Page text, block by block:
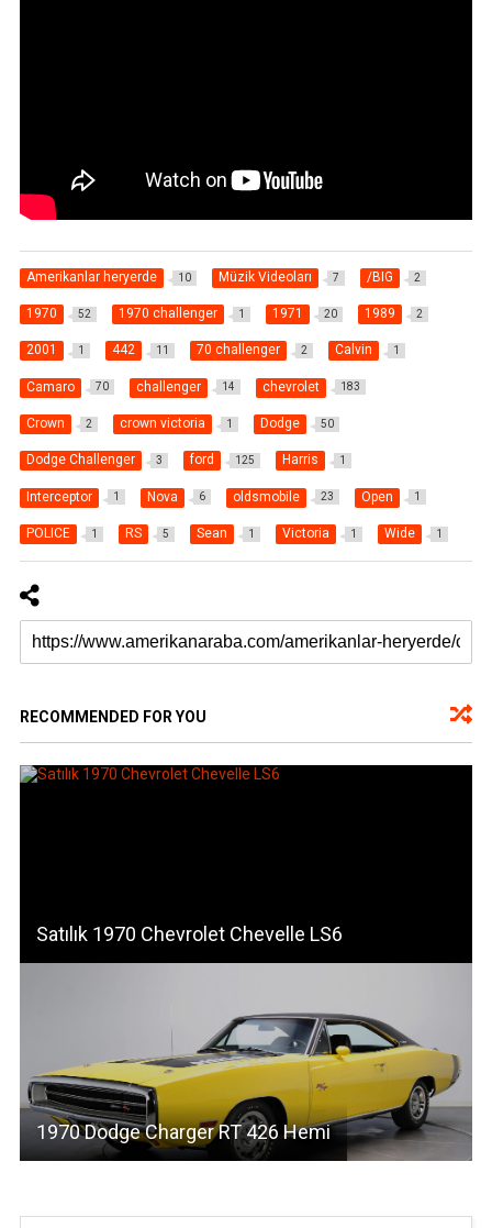
Amerikanlar heryerde 10 Müzik Videoları 7 /BIG 2
1970 52 1970 challenger 1 1971 20 1989 2
2001 1 442 11 70 challenger 2 Calvin 1
Camaro 70 challenger 14 chevrolet 183
Crown 2 crown victoria 1 Dodge 50
Dodge Challenger 3 ford 125 Harris 1
Interceptor 1 Nova 6 oldsmobile 23 Open 1
POLICE 1 RS 5 Sean 1 Victoria 1 Wide 1
RECOMMENDED FOR YOU
Satılık 1970 Chevrolet Chevelle LS6
1970 Dodge Charger RT 426 Hemi